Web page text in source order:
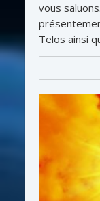
vous
Telos ainsi